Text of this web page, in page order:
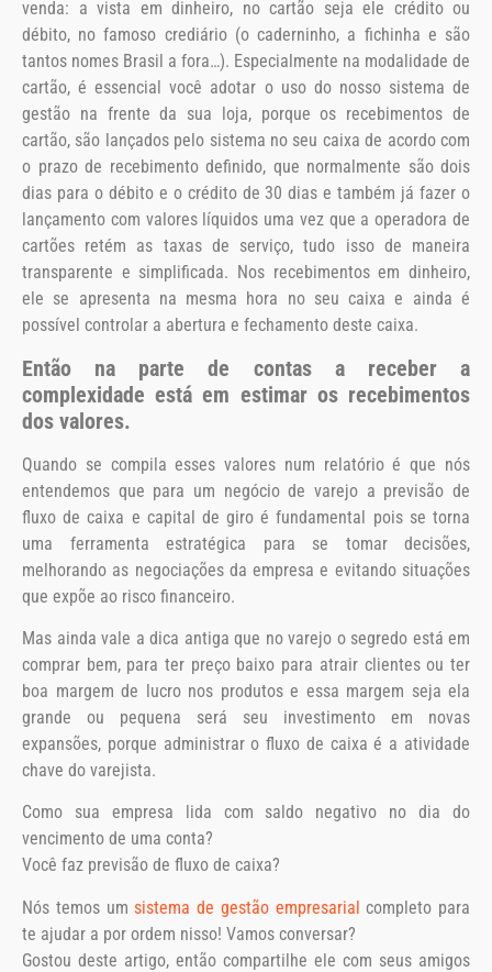
venda: a vista em dinheiro, no cartão seja ele crédito ou
débito, no famoso crediário (o caderninho, a fichinha e são
tantos nomes Brasil a fora…). Especialmente na modalidade de
cartão, é essencial você adotar o uso do nosso sistema de
gestão na frente da sua loja, porque os recebimentos de
cartão, são lançados pelo sistema no seu caixa de acordo com
o prazo de recebimento definido, que normalmente são dois
dias para o débito e o crédito de 30 dias e também já fazer o
lançamento com valores líquidos uma vez que a operadora de
cartões retém as taxas de serviço, tudo isso de maneira
transparente e simplificada. Nos recebimentos em dinheiro,
ele se apresenta na mesma hora no seu caixa e ainda é
possível controlar a abertura e fechamento deste caixa.
Então na parte de contas a receber a
complexidade está em estimar os recebimentos
dos valores.
Quando se compila esses valores num relatório é que nós
entendemos que para um negócio de varejo a previsão de
fluxo de caixa e capital de giro é fundamental pois se torna
uma ferramenta estratégica para se tomar decisões,
melhorando as negociações da empresa e evitando situações
que expõe ao risco financeiro.
Mas ainda vale a dica antiga que no varejo o segredo está em
comprar bem, para ter preço baixo para atrair clientes ou ter
boa margem de lucro nos produtos e essa margem seja ela
grande ou pequena será seu investimento em novas
expansões, porque administrar o fluxo de caixa é a atividade
chave do varejista.
Como sua empresa lida com saldo negativo no dia do
vencimento de uma conta?
Você faz previsão de fluxo de caixa?
Nós temos um sistema de gestão empresarial completo para
te ajudar a por ordem nisso! Vamos conversar?
Gostou deste artigo, então compartilhe ele com seus amigos